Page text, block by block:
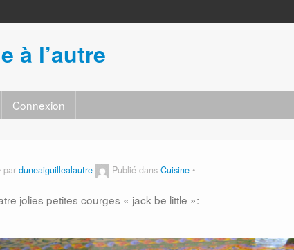
à l’autre
Connexion
par duneaiguillealautre Publié dans Cuisine
jolies petites courges « jack be little »: